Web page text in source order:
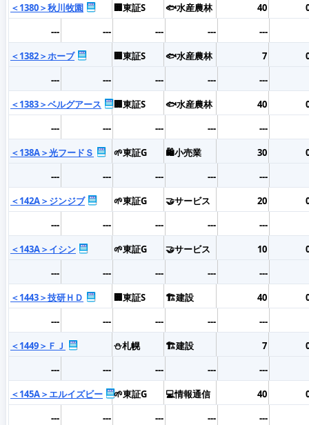
＜1380＞秋川牧園
🏢東証S 🐟水産農林 40
---
--- --- ---
---
＜1382＞ホーブ
🏢東証S 🐟水産農林 7
---
--- --- ---
---
＜1383＞ベルグアース
🏢東証S 🐟水産農林 40
---
--- --- ---
---
＜138A＞光フードＳ
🌱東証G 🛍️小売業 30
---
--- --- ---
---
＜142A＞ジンジブ
🌱東証G 🤝サービス 20
---
--- --- ---
---
＜143A＞イシン
🌱東証G 🤝サービス 10
---
--- --- ---
---
＜1443＞技研ＨＤ
🏢東証S 🏗️建設 40
---
--- --- ---
---
＜1449＞ＦＪ
⛄札幌 🏗️建設 7
---
--- --- ---
---
＜145A＞エルイズビー
🌱東証G 💻情報通信 40
---
--- --- ---
---